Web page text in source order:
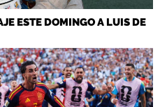
ESTE DOMINGO A LUIS DE